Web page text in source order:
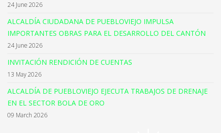
24 June 2026
ALCALDÍA CIUDADANA DE PUEBLOVIEJO IMPULSA
IMPORTANTES OBRAS PARA EL DESARROLLO DEL CANTÓN
24 June 2026
INVITACIÓN RENDICIÓN DE CUENTAS
13 May 2026
ALCALDÍA DE PUEBLOVIEJO EJECUTA TRABAJOS DE DRENAJE
EN EL SECTOR BOLA DE ORO
09 March 2026